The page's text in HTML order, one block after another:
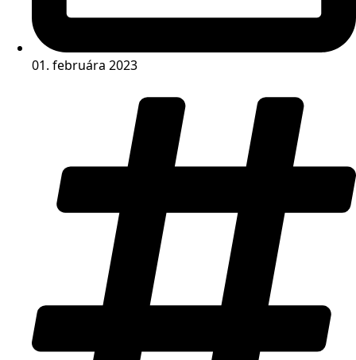
01. februára 2023